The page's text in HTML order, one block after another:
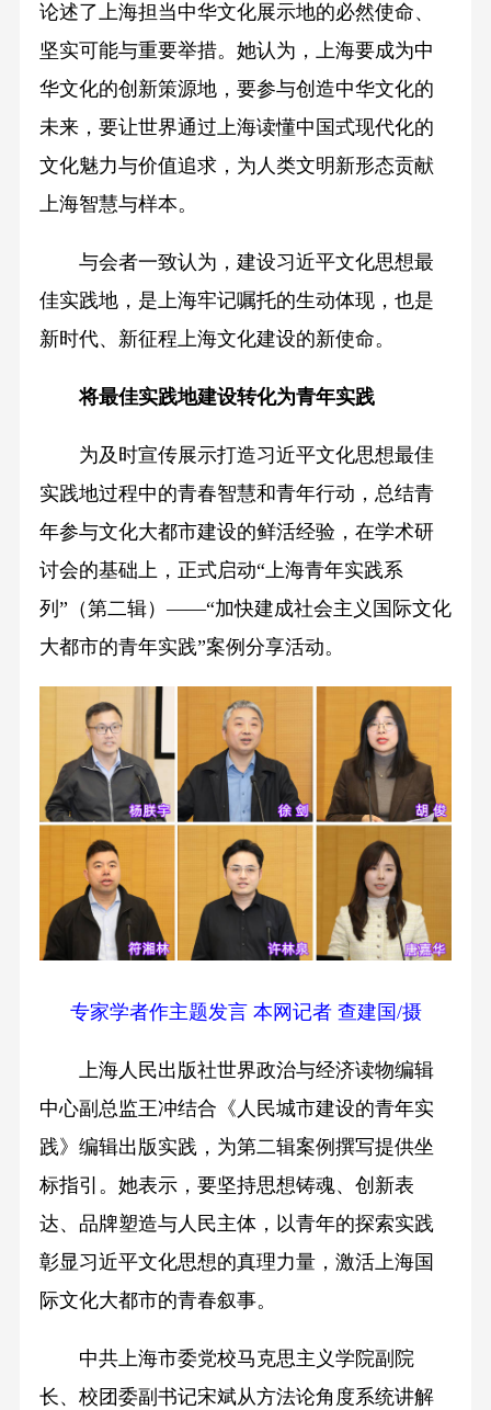
论述了上海担当中华文化展示地的必然使命、
坚实可能与重要举措。她认为，上海要成为中
华文化的创新策源地，要参与创造中华文化的
未来，要让世界通过上海读懂中国式现代化的
文化魅力与价值追求，为人类文明新形态贡献
上海智慧与样本。
与会者一致认为，建设习近平文化思想最
佳实践地，是上海牢记嘱托的生动体现，也是
新时代、新征程上海文化建设的新使命。
将最佳实践地建设转化为青年实践
为及时宣传展示打造习近平文化思想最佳
实践地过程中的青春智慧和青年行动，总结青
年参与文化大都市建设的鲜活经验，在学术研
讨会的基础上，正式启动“上海青年实践系
列”（第二辑）——“加快建成社会主义国际文化
大都市的青年实践”案例分享活动。
专家学者作主题发言 本网记者 查建国/摄
上海人民出版社世界政治与经济读物编辑
中心副总监王冲结合《人民城市建设的青年实
践》编辑出版实践，为第二辑案例撰写提供坐
标指引。她表示，要坚持思想铸魂、创新表
达、品牌塑造与人民主体，以青年的探索实践
彰显习近平文化思想的真理力量，激活上海国
际文化大都市的青春叙事。
中共上海市委党校马克思主义学院副院
长、校团委副书记宋斌从方法论角度系统讲解